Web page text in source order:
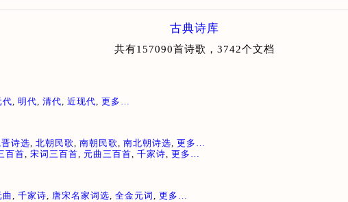
古典诗库
共有157090首诗歌，3742个文档
代, 明代, 清代, 近现代, 更多…
诗选, 北朝民歌, 南朝民歌, 南北朝诗选, 更多…
百首, 宋词三百首, 元曲三百首, 千家诗, 更多…
曲, 千家诗, 唐宋名家词选, 全金元词 , 更多…